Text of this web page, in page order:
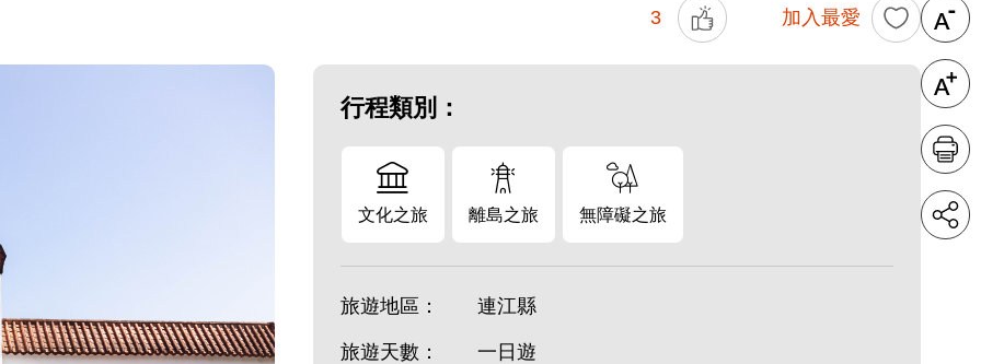
3 加入最愛
行程類別：
文化之旅 離島之旅 無障礙之旅
旅遊地區： 連江縣
旅遊天數： 一日遊